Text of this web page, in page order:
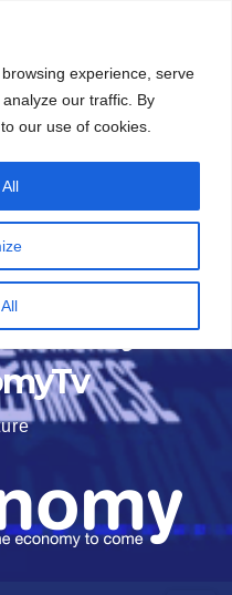
experience, serve
our traffic. By
our use of cookies.